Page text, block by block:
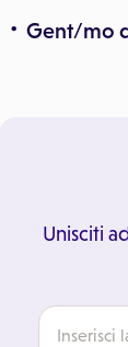
Gent/mo
Unisciti